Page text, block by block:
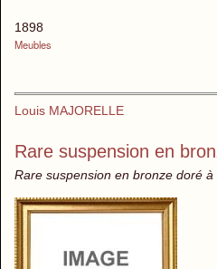
1898
Meubles
Louis MAJORELLE
Rare suspension en
Rare suspension en bronze doré